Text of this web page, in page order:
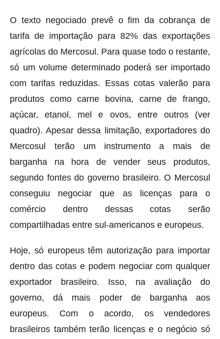
O texto negociado prevê o fim da cobrança de
tarifa de importação para 82% das exportações
agrícolas do Mercosul. Para quase todo o restante,
só um volume determinado poderá ser importado
com tarifas reduzidas. Essas cotas valerão para
produtos como carne bovina, carne de frango,
açúcar, etanol, mel e ovos, entre outros (ver
quadro). Apesar dessa limitação, exportadores do
Mercosul terão um instrumento a mais de
barganha na hora de vender seus produtos,
segundo fontes do governo brasileiro. O Mercosul
conseguiu negociar que as licenças para o
comércio dentro dessas cotas serão
compartilhadas entre sul-americanos e europeus.
Hoje, só europeus têm autorização para importar
dentro das cotas e podem negociar com qualquer
exportador brasileiro. Isso, na avaliação do
governo, dá mais poder de barganha aos
europeus. Com o acordo, os vendedores
brasileiros também terão licenças e o negócio só